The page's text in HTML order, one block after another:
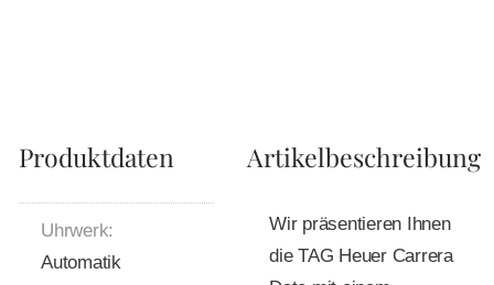
Produktdaten
Uhrwerk:
Automatik
Artikelbeschreibung
Wir präsentieren Ihnen
die TAG Heuer Carrera